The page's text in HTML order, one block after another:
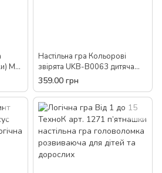
MD
Настільна гра Кольорові
звірята UKB-B0063 дитяча
головоломка IQ блоки пазли
логічна розвиваюча для всієї
родини
359.00 грн